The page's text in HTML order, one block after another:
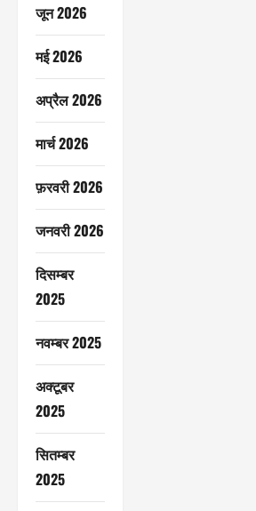
जून 2026
मई 2026
अप्रैल 2026
मार्च 2026
फ़रवरी 2026
जनवरी 2026
दिसम्बर
2025
नवम्बर 2025
अक्टूबर
2025
सितम्बर
2025